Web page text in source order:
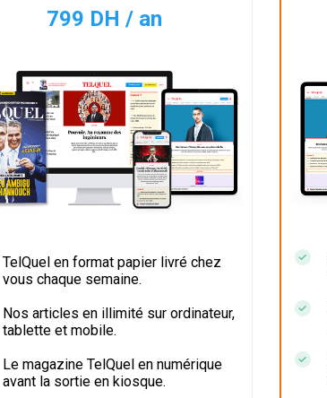
799 DH / an
TelQuel en format papier livré chez
vous chaque semaine.
Nos articles en illimité sur ordinateur,
tablette et mobile.
Le magazine TelQuel en numérique
avant la sortie en kiosque.